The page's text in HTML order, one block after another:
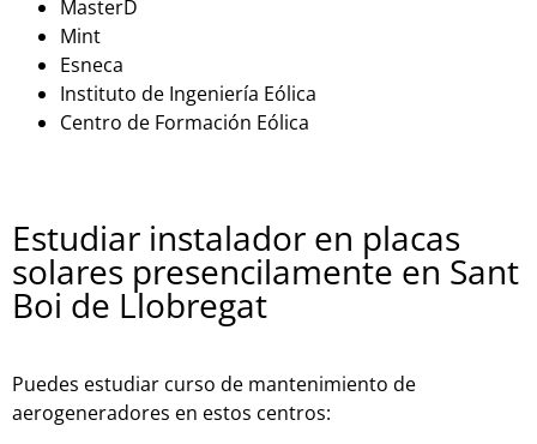
MasterD
Mint
Esneca
Instituto de Ingeniería Eólica
Centro de Formación Eólica
Estudiar instalador en placas
solares presencilamente en Sant
Boi de Llobregat
Puedes estudiar curso de mantenimiento de
aerogeneradores en estos centros: